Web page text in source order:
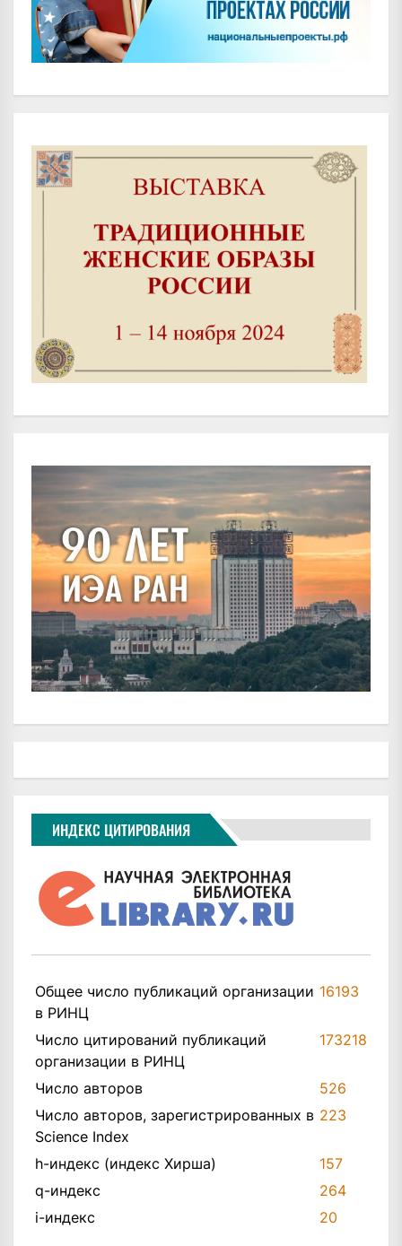
ИНДЕКС ЦИТИРОВАНИЯ
Общее число публикаций организации
в РИНЦ
16193
Число цитирований публикаций
организации в РИНЦ
173218
Число авторов
526
Число авторов, зарегистрированных в
Science Index
223
h-индекс (индекс Хирша)
157
q-индекс
264
i-индекс
20